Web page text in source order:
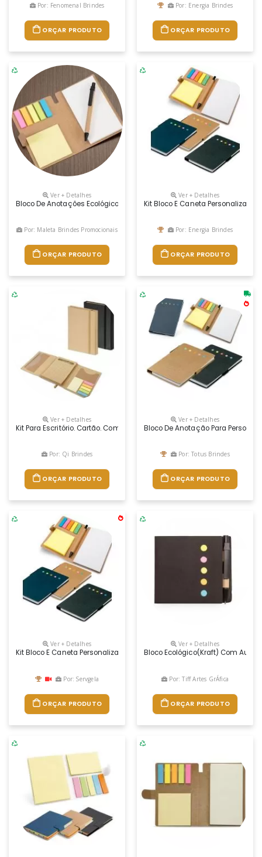
Por: Fenomenal Brindes
ORÇAR PRODUTO
Por: Energia Brindes
ORÇAR PRODUTO
Ver + Detalhes
Bloco De Anotações Ecológico, Material Em Kraft. Possui Uma Trava
Por: Maleta Brindes Promocionais
ORÇAR PRODUTO
Ver + Detalhes
Kit Bloco E Caneta Personalizado
Por: Energia Brindes
ORÇAR PRODUTO
Ver + Detalhes
Kit Para Escritório. Cartão. Com Caderno (80 Folhas Pautadas Em
Por: Qi Brindes
ORÇAR PRODUTO
Ver + Detalhes
Bloco De Anotação Para
Por: Totus Brindes
ORÇAR PRODUTO
Ver + Detalhes
Kit Bloco E Caneta Personalizado
Por: Servgela
ORÇAR PRODUTO
Ver + Detalhes
Bloco Ecológico(kraft) Com
Por: Tiff Artes GrÁfica
ORÇAR PRODUTO